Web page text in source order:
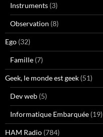
Instruments (3)
Observation (8)
Ego (32)
Famille (7)
Geek, le monde est geek (51)
Dev web (5)
Informatique Embarquée (19)
HAM Radio (784)